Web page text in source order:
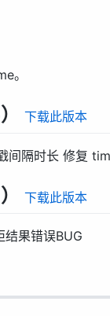
。
下载此版本
间隔时长 修复
下载此版本
果错误BUG